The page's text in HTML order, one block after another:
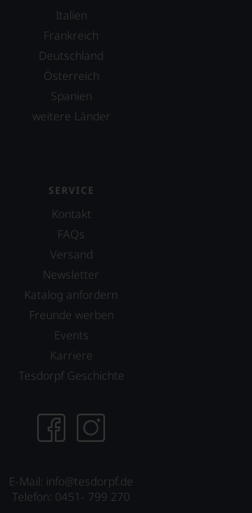
Italien
Frankreich
Deutschland
Österreich
Spanien
weitere Länder
SERVICE
Kontakt
FAQs
Versand
Newsletter
Katalog anfordern
Freunde werben
Events
Karriere
Tesdorpf Geschichte
E-Mail: info@tesdorpf.de
Telefon: 0451- 799 270